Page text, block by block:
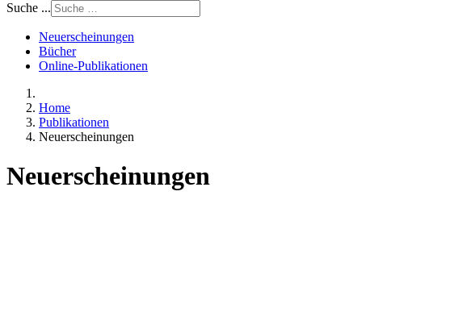
Suche ...
Neuerscheinungen
Bücher
Online-Publikationen
Home
Publikationen
Neuerscheinungen
Neuerscheinungen